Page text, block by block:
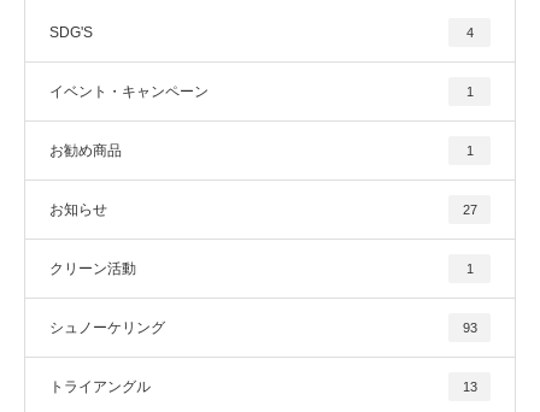
SDG'S 4
イベント・キャンペーン 1
お勧め商品 1
お知らせ 27
クリーン活動 1
シュノーケリング 93
トライアングル 13